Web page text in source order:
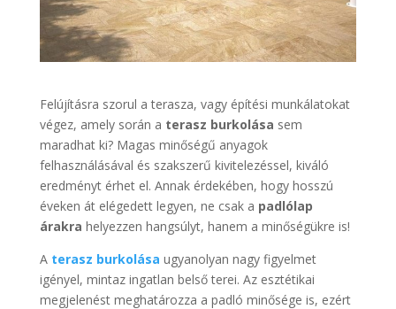
Felújításra szorul a terasza, vagy építési munkálatokat
végez, amely során a terasz burkolása sem
maradhat ki? Magas minőségű anyagok
felhasználásával és szakszerű kivitelezéssel, kiváló
eredményt érhet el. Annak érdekében, hogy hosszú
éveken át elégedett legyen, ne csak a padlólap
árakra helyezzen hangsúlyt, hanem a minőségükre is!
A terasz burkolása ugyanolyan nagy figyelmet
igényel, mintaz ingatlan belső terei. Az esztétikai
megjelenést meghatározza a padló minősége is, ezért